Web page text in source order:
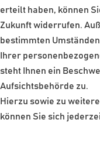
erteilt haben, können
Zukunft widerrufen.
bestimmten
Ihrer
steht Ihnen ein
Aufsichtsbehörde zu.
Hierzu sowie zu
können Sie sich